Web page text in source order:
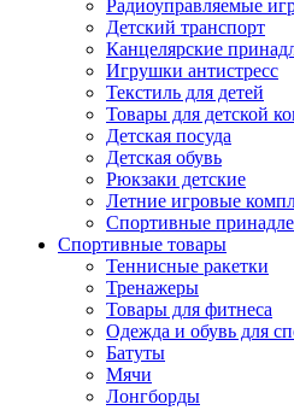
Радиоуправляемые
Детский транспорт
Канцелярские
Игрушки антистресс
Текстиль для детей
Товары для детской
Детская посуда
Детская обувь
Рюкзаки детские
Летние игровые
Спортивные
Спортивные товары
Теннисные ракетки
Тренажеры
Товары для фитнеса
Одежда и обувь для
Батуты
Мячи
Лонгборды